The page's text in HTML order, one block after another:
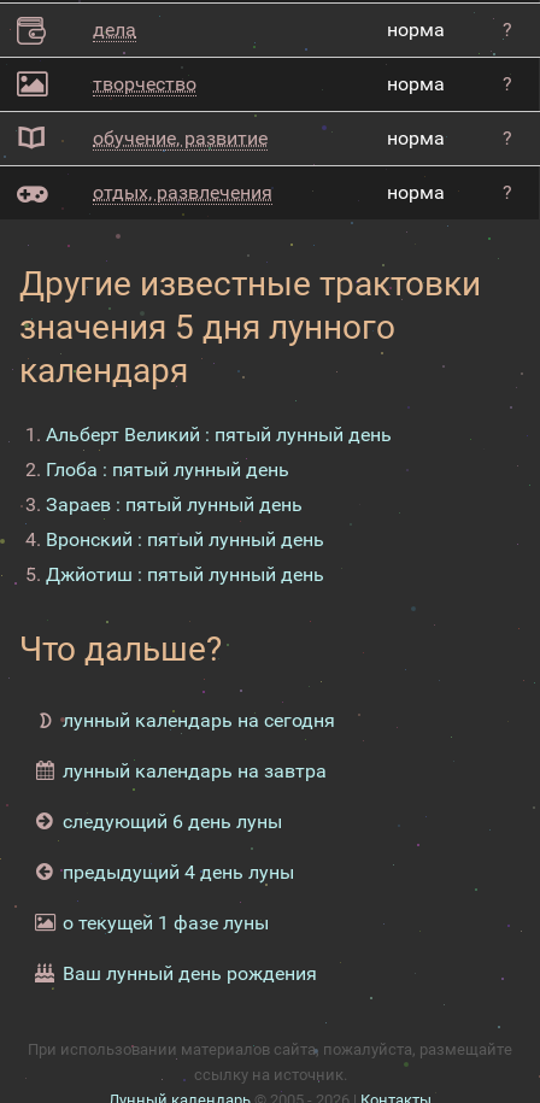
дела норма ?
творчество норма ?
обучение, развитие норма ?
отдых, развлечения норма ?
Другие известные трактовки
значения 5 дня лунного
календаря
Альберт Великий : пятый лунный день
Глоба : пятый лунный день
Зараев : пятый лунный день
Вронский : пятый лунный день
Джйотиш : пятый лунный день
Что дальше?
лунный календарь на сегодня
лунный календарь на завтра
следующий 6 день луны
предыдущий 4 день луны
о текущей 1 фазе луны
Ваш лунный день рождения
При использовании материалов сайта, пожалуйста, размещайте
ссылку на источник.